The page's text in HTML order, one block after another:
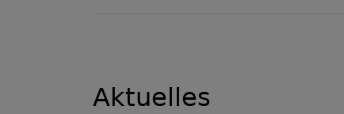
Aktuelles